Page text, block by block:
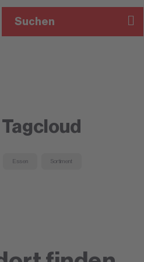
Suchen
Tagcloud
Essen Sortiment